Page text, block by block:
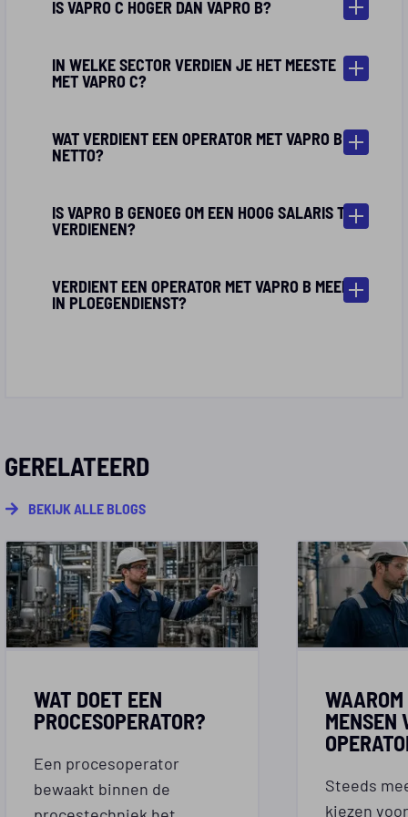
IS VAPRO C HOGER DAN VAPRO B?
IN WELKE SECTOR VERDIEN JE HET MEESTE
MET VAPRO C?
WAT VERDIENT EEN OPERATOR MET VAPRO B
NETTO?
IS VAPRO B GENOEG OM EEN HOOG SALARIS TE
VERDIENEN?
VERDIENT EEN OPERATOR MET VAPRO B MEER
IN PLOEGENDIENST?
GERELATEERD
BEKIJK ALLE BLOGS
WAT DOET EEN
PROCESOPERATOR?
Een procesoperator
bewaakt binnen de
MENSEN
Steeds
kiezen